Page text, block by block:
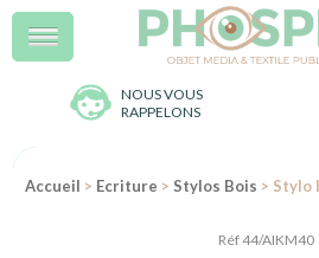
NOUS VOUS
RAPPELONS
Menu
Accueil > Ecriture > Stylos Bois > Stylo
Réf 44/AIKM40